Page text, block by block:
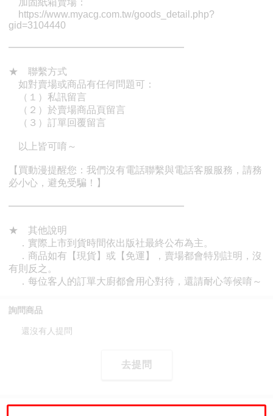
詢問商品
還沒有人提問
去提問
猜您喜歡